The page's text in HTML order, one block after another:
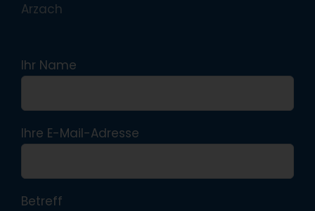
Arzach
Ihr Name
Ihre E-Mail-Adresse
Betreff